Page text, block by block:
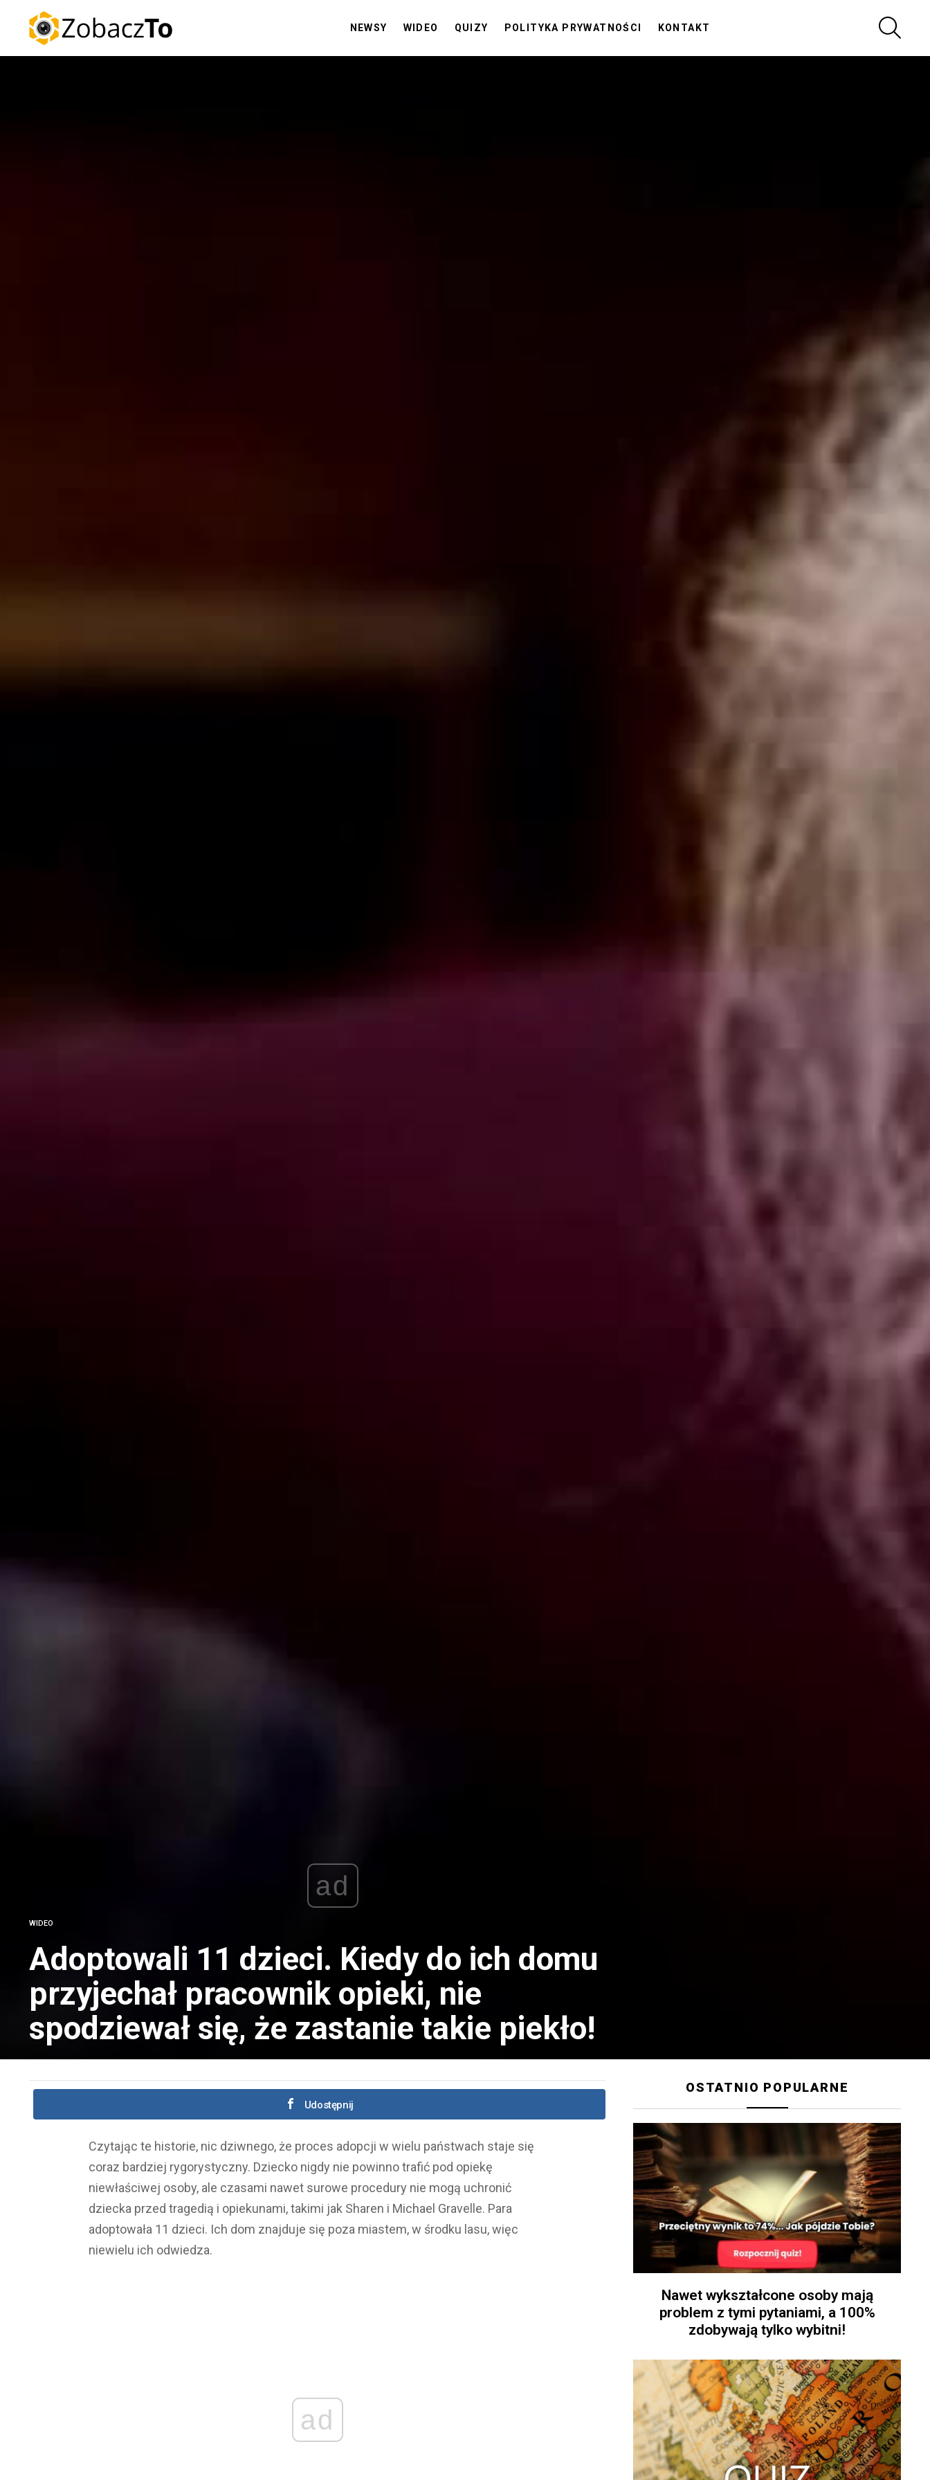
NEWSY WIDEO QUIZY POLITYKA PRYWATNOŚCI KONTAKT
ad
WIDEO
Adoptowali 11 dzieci. Kiedy do ich domu
przyjechał pracownik opieki, nie
spodziewał się, że zastanie takie piekło!
Udostępnij
Czytając te historie, nic dziwnego, że proces adopcji w wielu państwach staje się
coraz bardziej rygorystyczny. Dziecko nigdy nie powinno trafić pod opiekę
niewłaściwej osoby, ale czasami nawet surowe procedury nie mogą uchronić
dziecka przed tragedią i opiekunami, takimi jak Sharen i Michael Gravelle. Para
adoptowała 11 dzieci. Ich dom znajduje się poza miastem, w środku lasu, więc
niewielu ich odwiedza.
ad
OSTATNIO POPULARNE
Nawet wykształcone osoby mają
problem z tymi pytaniami, a 100%
zdobywają tylko wybitni!